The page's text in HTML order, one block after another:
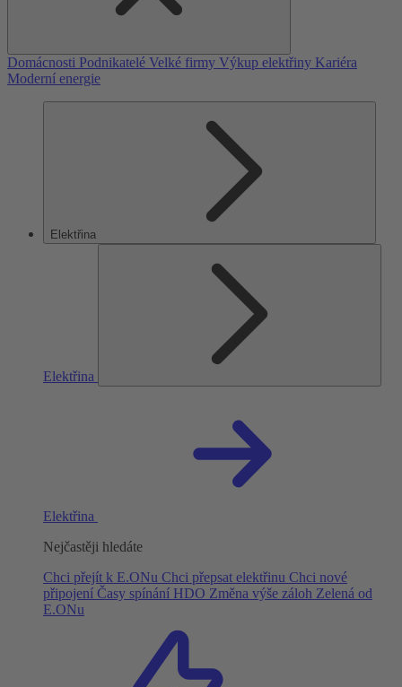
Domácnosti Podnikatelé Velké firmy Výkup elektřiny Kariéra
Moderní energie
Elektřina
Elektřina
Elektřina
Nejčastěji hledáte
Chci přejít k E.ONu Chci přepsat elektřinu Chci nové
připojení Časy spínání HDO Změna výše záloh Zelená od
E.ONu